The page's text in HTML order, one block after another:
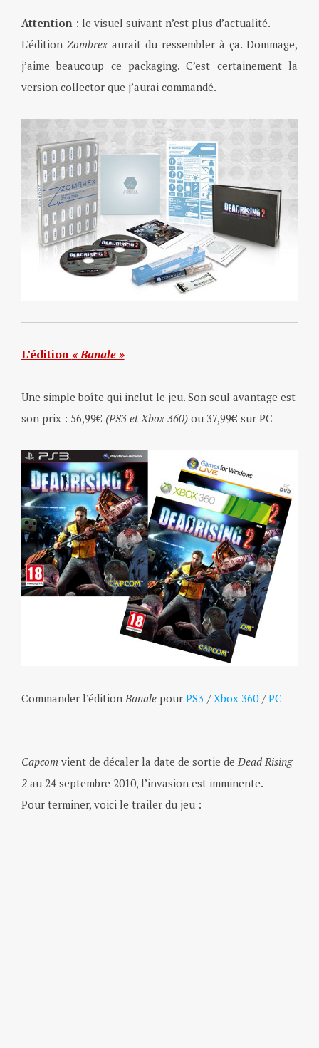
Attention: le visuel suivant n’est plus d’actualité.
L’édition Zombrex aurait du ressembler à ça. Dommage,
j’aime beaucoup ce packaging. C’est certainement la
version collector que j’aurai commandé.
L’édition « Banale »
Une simple boîte qui inclut le jeu. Son seul avantage est
son prix : 56,99€ (PS3 et Xbox 360)ou 37,99€ sur PC
Commander l’édition Banale pour PS3 /Xbox 360/PC
Capcom vient de décaler la date de sortie de Dead Rising
2au 24 septembre 2010, l’invasion est imminente.
Pour terminer, voici le trailer du jeu :